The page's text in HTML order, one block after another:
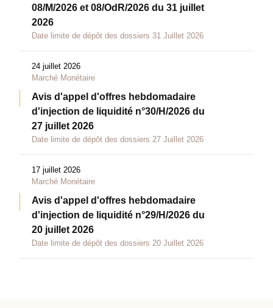
08/M/2026 et 08/OdR/2026 du 31 juillet
2026
Date limite de dépôt des dossiers 31 Juillet 2026
24 juillet 2026
Marché Monétaire
Avis d'appel d'offres hebdomadaire
d'injection de liquidité n°30/H/2026 du
27 juillet 2026
Date limite de dépôt des dossiers 27 Juillet 2026
17 juillet 2026
Marché Monétaire
Avis d'appel d'offres hebdomadaire
d'injection de liquidité n°29/H/2026 du
20 juillet 2026
Date limite de dépôt des dossiers 20 Juillet 2026